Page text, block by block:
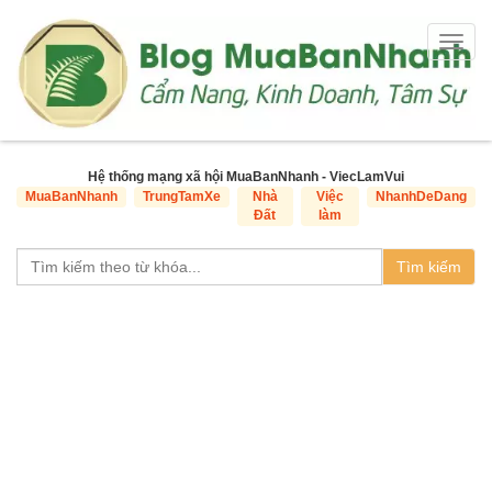
Hệ thống mạng xã hội MuaBanNhanh - ViecLamVui
MuaBanNhanh
TrungTamXe
Nhà
Đất
Việc
làm
NhanhDeDang
Tìm kiếm